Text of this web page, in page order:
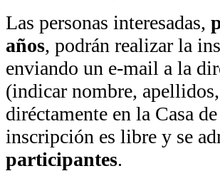
Las personas interesadas,
años, podrán realizar la
enviando un e-mail a la
(indicar nombre,
diréctamente en la Casa
inscripción es libre y se
participantes.